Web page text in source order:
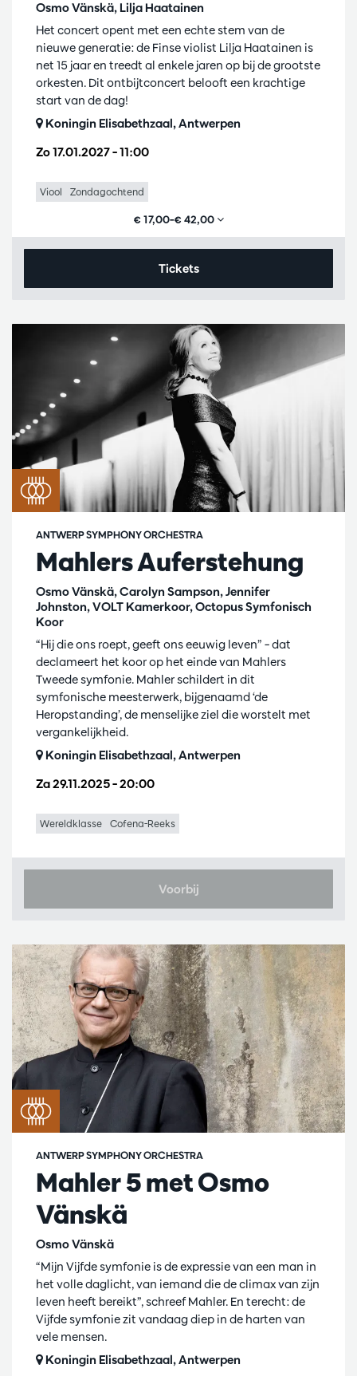
Osmo Vänskä, Lilja Haatainen
Zo 17.01.2027– 11:00
Het concert opent met een echte stem van de
nieuwe generatie: de Finse violist Lilja Haatainen is
net 15 jaar en treedt al enkele jaren op bij de grootste
orkesten. Dit ontbijtconcert belooft een krachtige
start van de dag!
Koningin Elisabethzaal, Antwerpen
Viool Zondagochtend
€ 17,00–€ 42,00
Tickets
Mahlers Auferstehung
Osmo Vänskä, Carolyn Sampson, Jennifer
Johnston, VOLT Kamerkoor, Octopus Symfonisch
Koor
ANTWERP SYMPHONY ORCHESTRA
Za 29.11.2025– 20:00
“Hij die ons roept, geeft ons eeuwig leven” – dat
declameert het koor op het einde van Mahlers
Tweede symfonie. Mahler schildert in dit
symfonische meesterwerk, bijgenaamd ‘de
Heropstanding’, de menselijke ziel die worstelt met
vergankelijkheid.
Koningin Elisabethzaal, Antwerpen
Wereldklasse Cofena-Reeks
Voorbij
Mahler 5 met Osmo
Vänskä
Osmo Vänskä
ANTWERP SYMPHONY ORCHESTRA
“Mijn Vijfde symfonie is de expressie van een man in
het volle daglicht, van iemand die de climax van zijn
leven heeft bereikt”, schreef Mahler. En terecht: de
Vijfde symfonie zit vandaag diep in de harten van
vele mensen.
Koningin Elisabethzaal, Antwerpen